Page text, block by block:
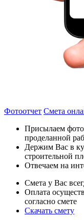
Фотоотчет Смета
Присылаем
проделанной
Держим Вас в
строительной
Отвечаем на
Смета у Вас
Оплата
согласно смете
Скачать смету